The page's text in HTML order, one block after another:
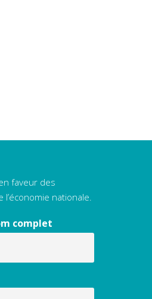
faveur des
nationale.
complet